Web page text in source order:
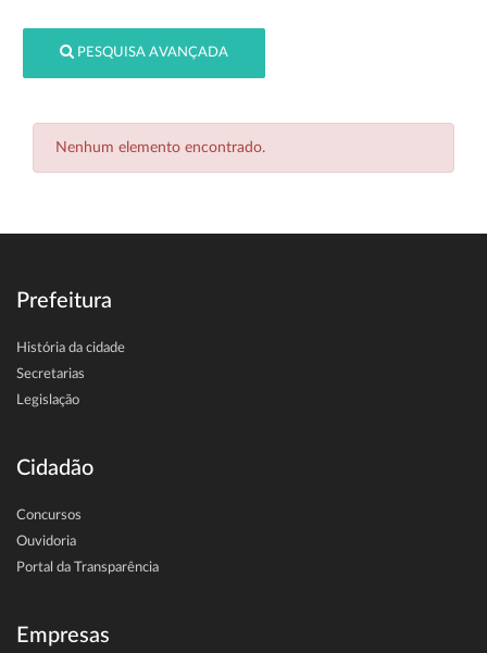
PESQUISA AVANÇADA
Nenhum elemento encontrado.
Prefeitura
História da cidade
Secretarias
Legislação
Cidadão
Concursos
Ouvidoria
Portal da Transparência
Empresas